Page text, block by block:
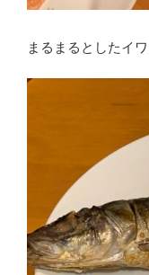
まるまるとしたイ